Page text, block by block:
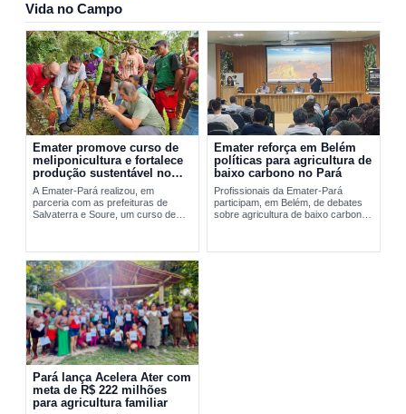
Vida no Campo
Emater promove curso de
meliponicultura e fortalece
produção sustentável no
Marajó
A Emater-Pará realizou, em
parceria com as prefeituras de
Salvaterra e Soure, um curso de
sustentável de...
Emater reforça em Belém
políticas para agricultura de
baixo carbono no Pará
Profissionais da Emater-Pará
participam, em Belém, de debates
sobre agricultura de baixo carbono
Pará lança Acelera Ater com
meta de R$ 222 milhões
para agricultura familiar